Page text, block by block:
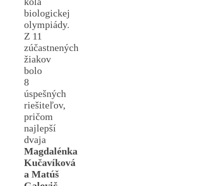
biologickej
olympiády.
Z 11
zúčastnených
žiakov
bolo
8
úspešných
riešiteľov,
pričom
najlepší
dvaja
Magdalénka
Kučavíková
a Matúš